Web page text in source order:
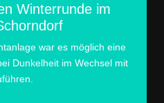
Winterrunde im
war es möglich eine
Dunkelheit im Wechsel mit